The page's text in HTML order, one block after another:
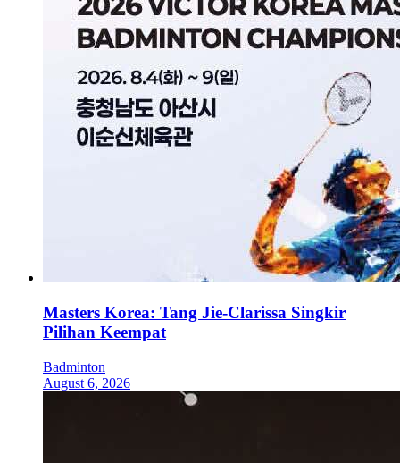
Masters Korea: Tang Jie-Clarissa Singkir
Pilihan Keempat
Badminton
August 6, 2026